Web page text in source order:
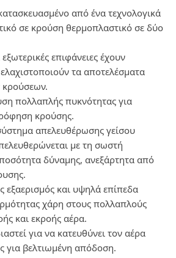
από ένα τεχνολογικά
σε κρούση θερμοπλαστικό σε δύο
επιφάνειες έχουν
ελαχιστοποιούν τα αποτελέσματα
πολλαπλής πυκνότητας για
κρούσης.
απελευθέρωσης γείσου
με τη σωστή
δύναμης, ανεξάρτητα από
εξαερισμός και υψηλά επίπεδα
χάρη στους πολλαπλούς
και εκροής αέρα.
για να κατευθύνει τον αέρα
για βελτιωμένη απόδοση.